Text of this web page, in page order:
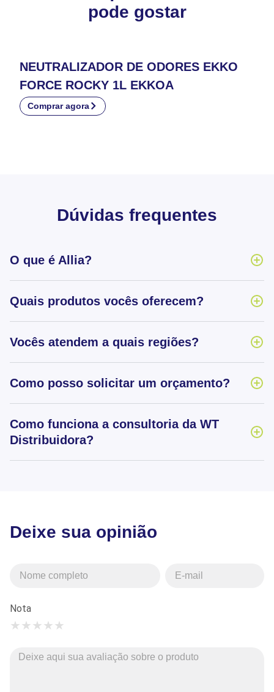
pode gostar
NEUTRALIZADOR DE ODORES EKKO
FORCE ROCKY 1L EKKOA
Comprar agora
Dúvidas frequentes
O que é Allia?
Quais produtos vocês oferecem?
Vocês atendem a quais regiões?
Como posso solicitar um orçamento?
Como funciona a consultoria da WT
Distribuidora?
Deixe sua opinião
Nota
★
★
★
★
★